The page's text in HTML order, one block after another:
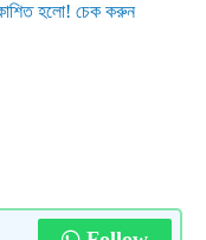
হলো! চেক করুন